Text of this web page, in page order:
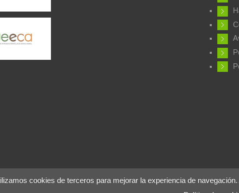
cookies de terceros para mejorar la experiencia de